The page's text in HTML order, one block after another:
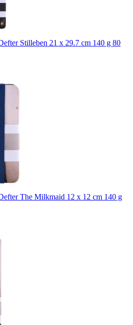
Stilleben 21 x 29.7 cm 140 g 80
The Milkmaid 12 x 12 cm 140 g